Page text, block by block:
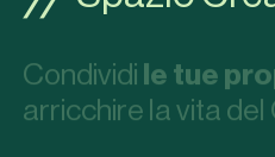
Condividi le tue
arricchire la vita del